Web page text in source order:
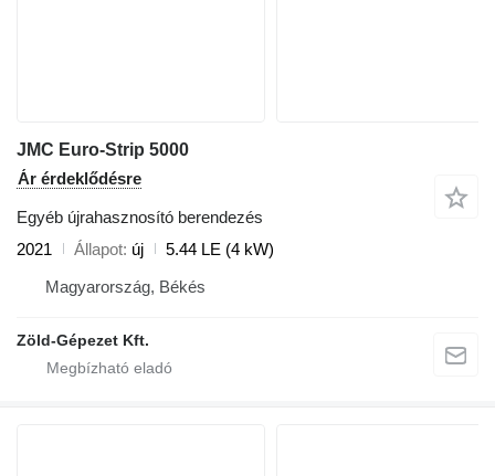
JMC Euro-Strip 5000
Ár érdeklődésre
Egyéb újrahasznosító berendezés
2021
Állapot új
5.44 LE (4 kW)
Magyarország, Békés
Zöld-Gépezet Kft.